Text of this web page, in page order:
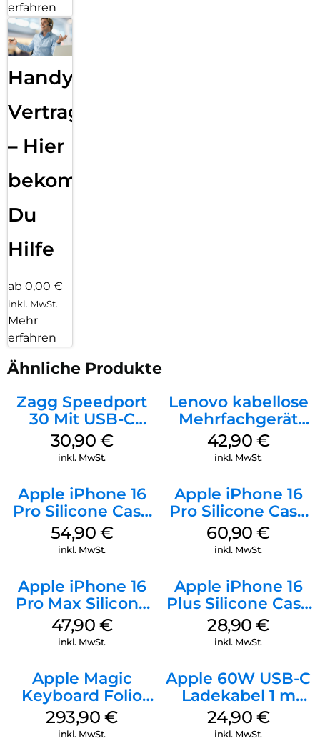
erfahren
Handy
Vertragsabwicklung
– Hier
bekommst
Du
Hilfe
ab 0,00 €
inkl. MwSt.
Mehr
erfahren
Ähnliche Produkte
Zagg Speedport
30 Mit USB-C
Kabel Weiß
30,90 €
inkl. MwSt.
Lenovo kabellose
Mehrfachgerät
Luna Grey
42,90 €
inkl. MwSt.
Apple iPhone 16
Pro Silicone Case
MagSafe Black
54,90 €
inkl. MwSt.
Apple iPhone 16
Pro Silicone Case
MagSafe Stone
Gray
60,90€
inkl. MwSt.
Apple iPhone 16
Pro Max Silicone
Case MagSafe
Black
47,90 €
inkl. MwSt.
Apple iPhone 16
Plus Silicone Case
MagSafe Black
28,90€
inkl. MwSt.
Apple Magic
Keyboard Folio
iPad 10.9″ (10.Gen.)
Weiß
293,90€
inkl. MwSt.
Apple 60W USB-C
Ladekabel 1 m
Weiß
24,90 €
inkl. MwSt.